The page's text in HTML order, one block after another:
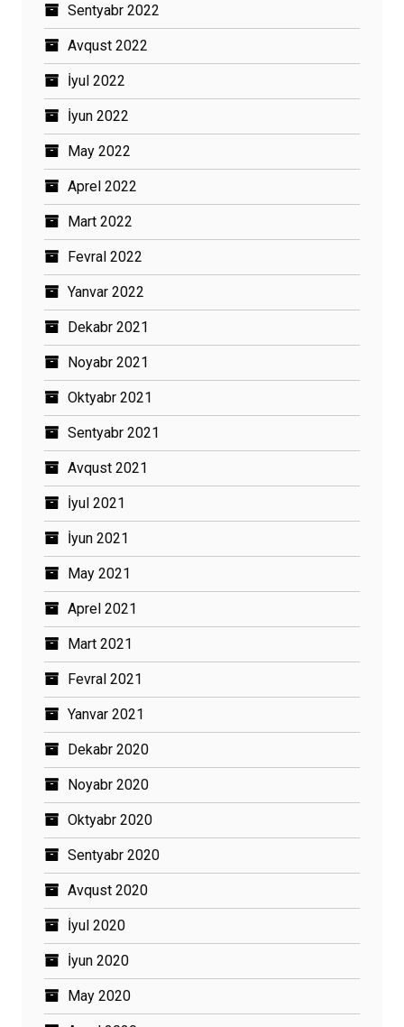
Sentyabr 2022
Avqust 2022
İyul 2022
İyun 2022
May 2022
Aprel 2022
Mart 2022
Fevral 2022
Yanvar 2022
Dekabr 2021
Noyabr 2021
Oktyabr 2021
Sentyabr 2021
Avqust 2021
İyul 2021
İyun 2021
May 2021
Aprel 2021
Mart 2021
Fevral 2021
Yanvar 2021
Dekabr 2020
Noyabr 2020
Oktyabr 2020
Sentyabr 2020
Avqust 2020
İyul 2020
İyun 2020
May 2020